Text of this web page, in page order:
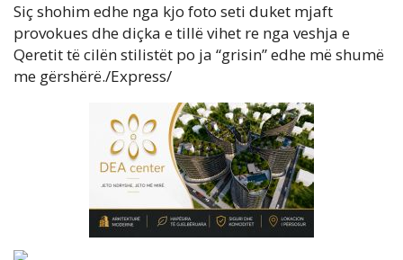
Siç shohim edhe nga kjo foto seti duket mjaft
provokues dhe diçka e tillë vihet re nga veshja e
Qeretit të cilën stilistët po ja “grisin” edhe më shumë
me gërshërë./Express/